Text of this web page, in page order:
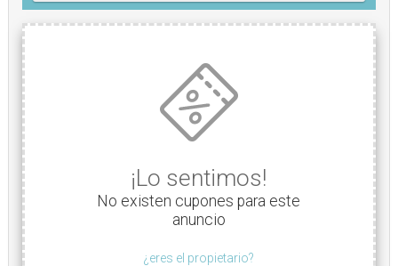
¡Lo sentimos!
No existen cupones para este
anuncio
¿eres el propietario?